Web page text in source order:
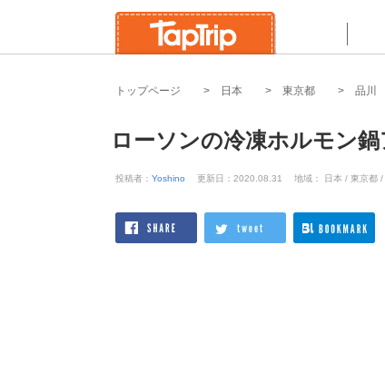
トップページ 日本 東京都 品川
ローソンの冷凍ホルモン
投稿者： Yoshino 更新日：2020.08.31 地域： 日本 / 東京都 /